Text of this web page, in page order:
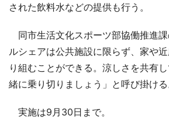
された飲料水などの提供も行う。
同市生活文化スポーツ部協働推進
ルシェアは公共施設に限らず、家や
り組むことができる。涼しさを共有
緒に乗り切りましょう」と呼び掛ける
実施は9月30日まで。